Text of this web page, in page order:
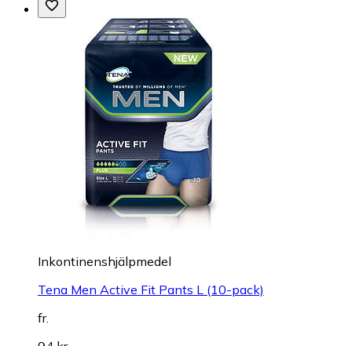
Inkontinenshjälpmedel
Tena Men Active Fit Pants L (10-pack)
fr.